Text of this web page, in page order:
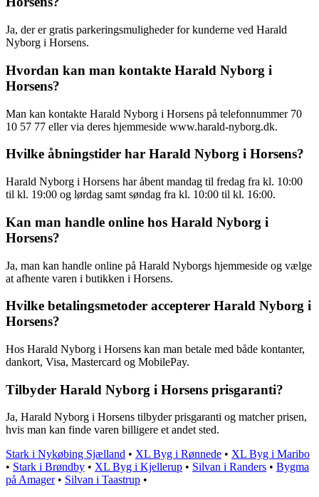
Ja, der er gratis parkeringsmuligheder for kunderne ved Harald
Nyborg i Horsens.
Hvordan kan man kontakte Harald Nyborg i
Horsens?
Man kan kontakte Harald Nyborg i Horsens på telefonnummer 70
10 57 77 eller via deres hjemmeside www.harald-nyborg.dk.
Hvilke åbningstider har Harald Nyborg i Horsens?
Harald Nyborg i Horsens har åbent mandag til fredag fra kl. 10:00
til kl. 19:00 og lørdag samt søndag fra kl. 10:00 til kl. 16:00.
Kan man handle online hos Harald Nyborg i
Horsens?
Ja, man kan handle online på Harald Nyborgs hjemmeside og vælge
at afhente varen i butikken i Horsens.
Hvilke betalingsmetoder accepterer Harald Nyborg i
Horsens?
Hos Harald Nyborg i Horsens kan man betale med både kontanter,
dankort, Visa, Mastercard og MobilePay.
Tilbyder Harald Nyborg i Horsens prisgaranti?
Ja, Harald Nyborg i Horsens tilbyder prisgaranti og matcher prisen,
hvis man kan finde varen billigere et andet sted.
Stark i Nykøbing Sjælland • XL Byg i Rønnede • XL Byg i Maribo
• Stark i Brøndby • XL Byg i Kjellerup • Silvan i Randers • Bygma
på Amager• Silvan i Taastrup •